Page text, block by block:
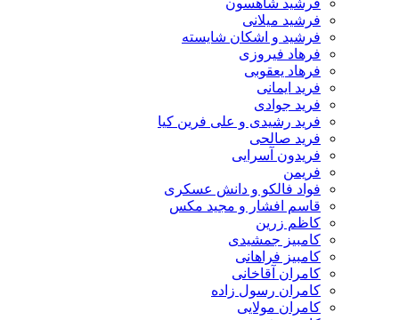
فرشید شاهسون
فرشید میلانی
فرشید و اشکان شایسته
فرهاد فیروزی
فرهاد یعقوبی
فرید ایمانی
فرید جوادی
فرید رشیدی و علی فرین کیا
فرید صالحی
فریدون آسرایی
فریمن
فواد فالکو و دانش عسکری
قاسم افشار و مجید مکس
کاظم زرین
کامبیز جمشیدی
کامبیز فراهانی
کامران آقاخانی
کامران رسول زاده
کامران مولایی